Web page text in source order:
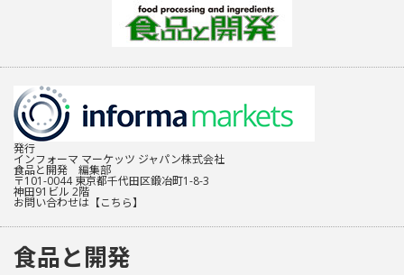
発行
インフォーマ マーケッツ ジャパン株式会社
食品と開発 編集部
〒101-0044 東京都千代田区鍛冶町1-8-3
神田91ビル 2階
お問い合わせは 【こちら】
食品と開発